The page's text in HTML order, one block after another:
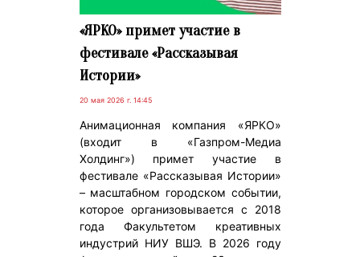
«ЯРКО» примет участие в
фестивале «Рассказывая
Истории»
20 мая 2026 г. 14:45
Анимационная компания «ЯРКО»
(входит в «Газпром-Медиа
Холдинг») примет участие в
фестивале «Рассказывая Истории»
– масштабном городском событии,
которое организовывается с 2018
года Факультетом креативных
индустрий НИУ ВШЭ. В 2026 году